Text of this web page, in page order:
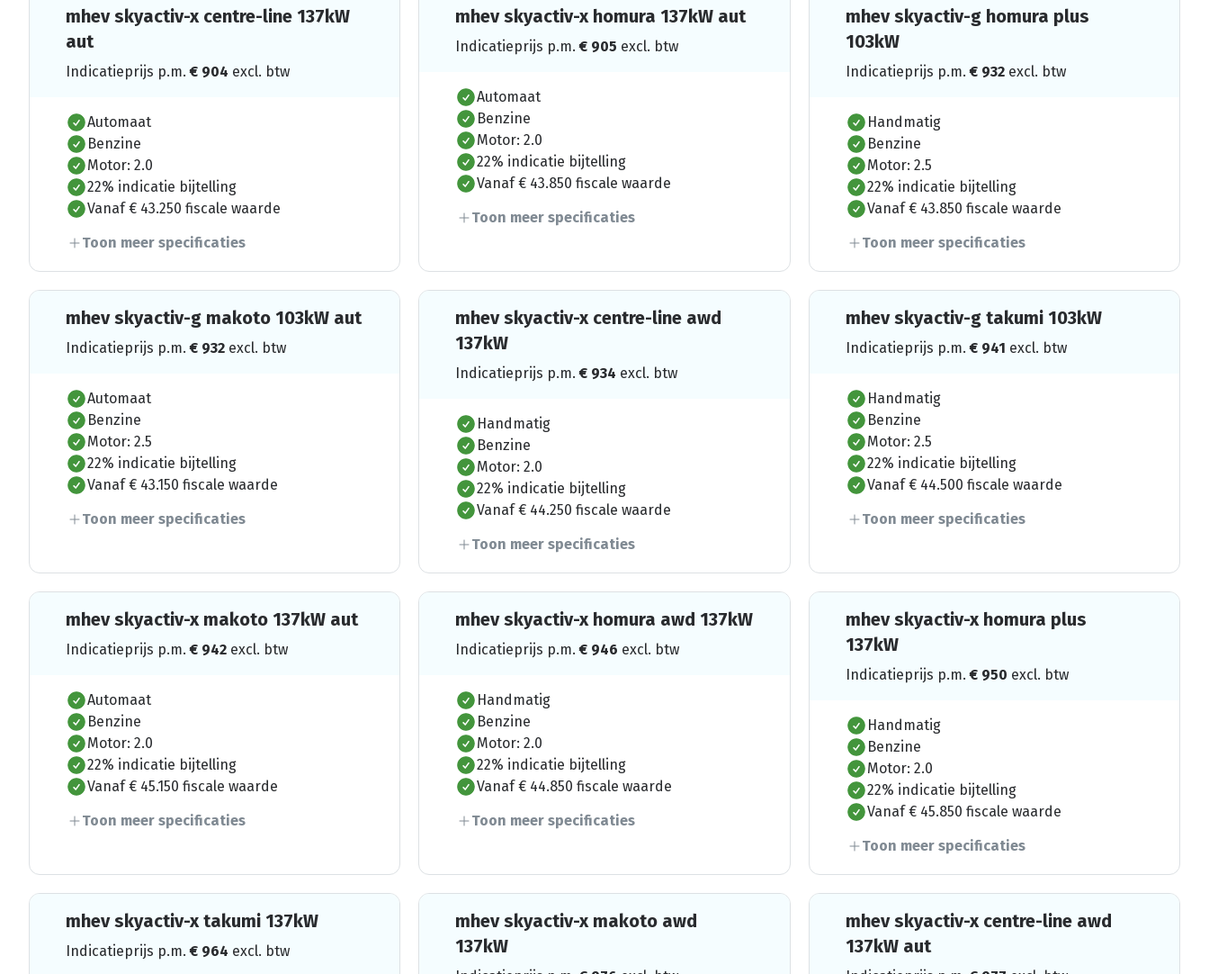
mhev skyactiv-x centre-line 137kW
aut
Indicatieprijs p.m.€ 904 excl. btw
Automaat
Benzine
Motor: 2.0
22% indicatie bijtelling
Vanaf € 43.250 fiscale waarde
Toon meer specificaties
mhev skyactiv-x homura 137kW aut
Indicatieprijs p.m.€ 905 excl. btw
Automaat
Benzine
Motor: 2.0
22% indicatie bijtelling
Vanaf € 43.850 fiscale waarde
Toon meer specificaties
mhev skyactiv-g homura plus
103kW
Indicatieprijs p.m.€ 932 excl. btw
Handmatig
Benzine
Motor: 2.5
22% indicatie bijtelling
Vanaf € 43.850 fiscale waarde
Toon meer specificaties
mhev skyactiv-g makoto 103kW aut
Indicatieprijs p.m.€ 932 excl. btw
Automaat
Benzine
Motor: 2.5
22% indicatie bijtelling
Vanaf € 43.150 fiscale waarde
Toon meer specificaties
mhev skyactiv-x centre-line awd
137kW
Indicatieprijs p.m.€ 934 excl. btw
Handmatig
Benzine
Motor: 2.0
22% indicatie bijtelling
Vanaf € 44.250 fiscale waarde
Toon meer specificaties
mhev skyactiv-g takumi 103kW
Indicatieprijs p.m.€ 941 excl. btw
Handmatig
Benzine
Motor: 2.5
22% indicatie bijtelling
Vanaf € 44.500 fiscale waarde
Toon meer specificaties
mhev skyactiv-x makoto 137kW aut
Indicatieprijs p.m.€ 942 excl. btw
Automaat
Benzine
Motor: 2.0
22% indicatie bijtelling
Vanaf € 45.150 fiscale waarde
Toon meer specificaties
mhev skyactiv-x homura awd 137kW
Indicatieprijs p.m.€ 946 excl. btw
Handmatig
Benzine
Motor: 2.0
22% indicatie bijtelling
Vanaf € 44.850 fiscale waarde
Toon meer specificaties
mhev skyactiv-x homura plus
137kW
Indicatieprijs p.m.€ 950 excl. btw
Handmatig
Benzine
Motor: 2.0
22% indicatie bijtelling
Vanaf € 45.850 fiscale waarde
Toon meer specificaties
mhev skyactiv-x takumi 137kW
Indicatieprijs p.m.€ 964 excl. btw
mhev skyactiv-x makoto awd
137kW
mhev skyactiv-x centre-line awd
137kW aut